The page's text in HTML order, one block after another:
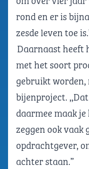
rond en er is
zesde leven toe
Daarnaast heeft
met het soort
gebruikt
bijenproject.
daarmee maak je
zeggen ook vaak
opdrachtgever,
achter staan.”